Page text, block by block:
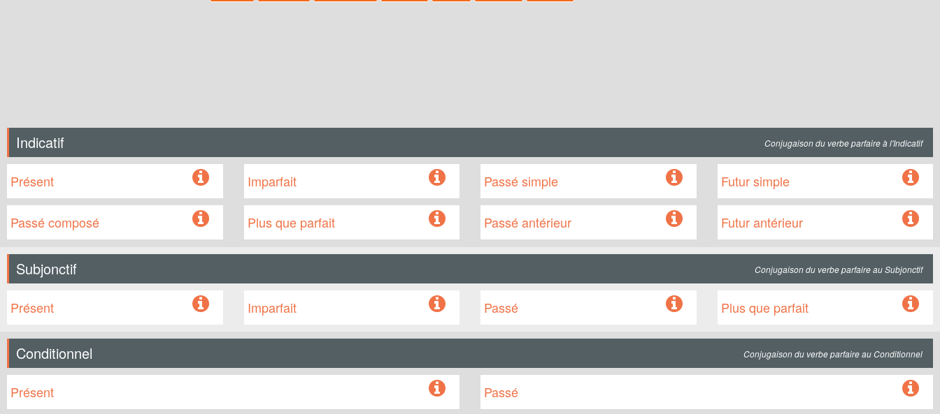
Indicatif Conjugaison du verbe parfaire à l'Indicatif
Présent Imparfait Passé simple Futur simple
Passé composé Plus que parfait Passé antérieur Futur antérieur
Subjonctif Conjugaison du verbe parfaire au Subjonctif
Présent Imparfait Passé Plus que parfait
Conditionnel Conjugaison du verbe parfaire au Conditionnel
Présent Passé